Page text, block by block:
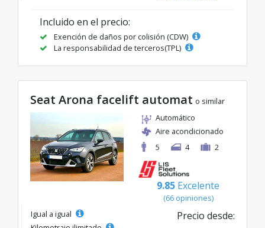
Incluido en el precio:
Exención de daños por colisión (CDW)
La responsabilidad de terceros(TPL)
Seat Arona facelift automat o similar
Automático
Aire acondicionado
5
4 2
9.85 Excelente
(66 opiniones)
Igual a igual
Precio desde: